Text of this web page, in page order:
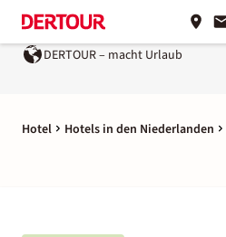
DERTOUR – macht Urlaub
Hotel Hotels in den Niederlanden